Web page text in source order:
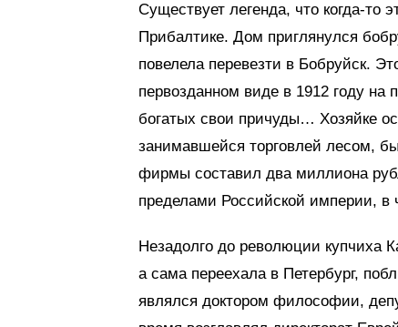
Существует легенда, что когда-то
Прибалтике. Дом приглянулся
повелела перевезти в Бобруйск.
первозданном виде в 1912 году на
богатых свои причуды… Хозяйке
занимавшейся торговлей лесом,
фирмы составил два миллиона
пределами Российской империи, в
Незадолго до революции купчиха
а сама переехала в Петербург,
являлся доктором философии,